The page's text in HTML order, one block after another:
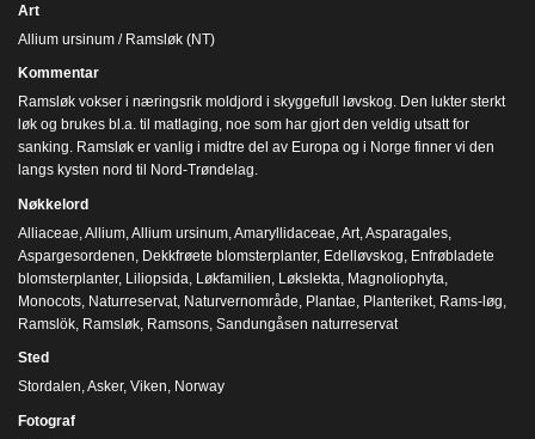
Art
Allium ursinum / Ramsløk (NT)
Kommentar
Ramsløk vokser i næringsrik moldjord i skyggefull løvskog. Den lukter sterkt
løk og brukes bl.a. til matlaging, noe som har gjort den veldig utsatt for
sanking. Ramsløk er vanlig i midtre del av Europa og i Norge finner vi den
langs kysten nord til Nord-Trøndelag.
Nøkkelord
Alliaceae Allium Allium ursinum Amaryllidaceae Art Asparagales
Aspargesordenen Dekkfrøete blomsterplanter, Edelløvskog Enfrøbladete
blomsterplanter, Liliopsida Løkfamilien Løkslekta Magnoliophyta
Monocots Naturreservat Naturvernområde Plantae Planteriket Rams-løg
Ramslök Ramsløk Ramsons Sandungåsen naturreservat
Sted
Stordalen, Asker, Viken, Norway
Fotograf